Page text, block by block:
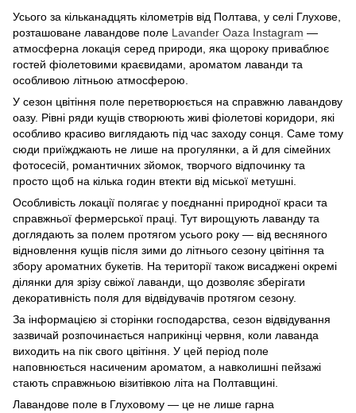
Усього за кільканадцять кілометрів від Полтава, у селі Глухове,
розташоване лавандове поле Lavander Oaza Instagram —
атмосферна локація серед природи, яка щороку приваблює
гостей фіолетовими краєвидами, ароматом лаванди та
особливою літньою атмосферою.
У сезон цвітіння поле перетворюється на справжню лавандову
оазу. Рівні ряди кущів створюють живі фіолетові коридори, які
особливо красиво виглядають під час заходу сонця. Саме тому
сюди приїжджають не лише на прогулянки, а й для сімейних
фотосесій, романтичних зйомок, творчого відпочинку та
просто щоб на кілька годин втекти від міської метушні.
Особливість локації полягає у поєднанні природної краси та
справжньої фермерської праці. Тут вирощують лаванду та
доглядають за полем протягом усього року — від весняного
відновлення кущів після зими до літнього сезону цвітіння та
збору ароматних букетів. На території також висаджені окремі
ділянки для зрізу свіжої лаванди, що дозволяє зберігати
декоративність поля для відвідувачів протягом сезону.
За інформацією зі сторінки господарства, сезон відвідування
зазвичай розпочинається наприкінці червня, коли лаванда
виходить на пік свого цвітіння. У цей період поле
наповнюється насиченим ароматом, а навколишні пейзажі
стають справжньою візитівкою літа на Полтавщині.
Лавандове поле в Глуховому — це не лише гарна